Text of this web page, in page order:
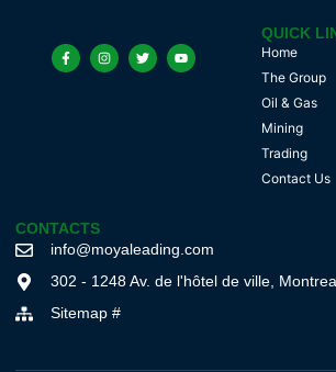
QUICK
Home
The Group
Oil & Gas
Mining
Trading
Contact Us
CONTACTS
info@moyaleading.com
302 - 1248 Av. de l'hôtel de ville,
Sitemap #